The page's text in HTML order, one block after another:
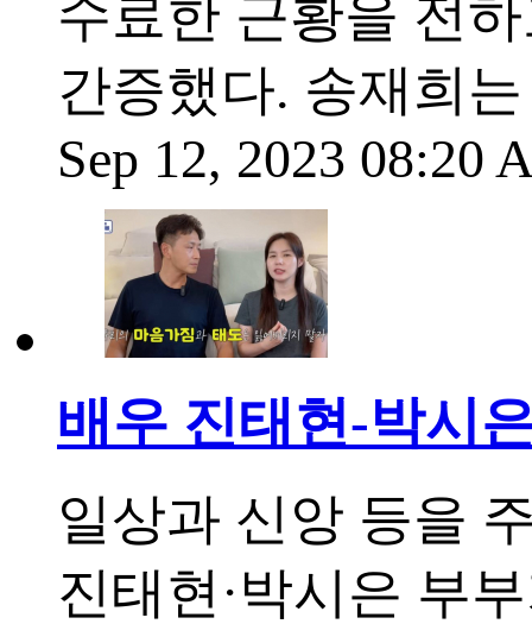
수료한 근황을 전
간증했다. 송재희
Sep 12, 2023 08:20
배우 진태현-박시
일상과 신앙 등을
진태현·박시은 부